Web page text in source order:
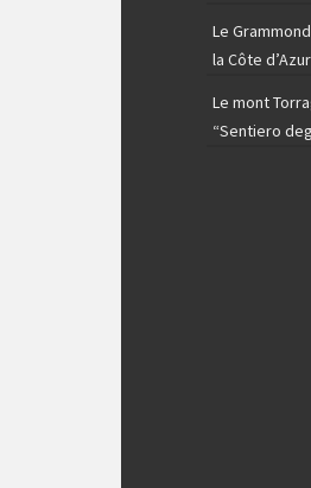
Le
la Côte d’Azur
Le mont
“Sentiero